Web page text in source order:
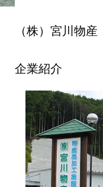
（株）宮川物産
企業紹介